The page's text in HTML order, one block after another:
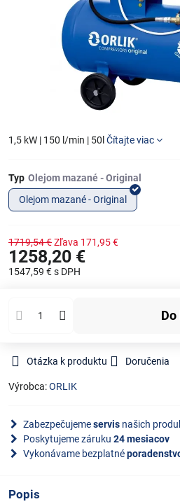
1,5 kW | 150 l/min | 50l Čítajte viac
Typ
Olejom mazané - Original
1719,54 €Zľava 171,95 €
1258,20 €
1547,59 €s DPH
Otázka k produktu Doručenia
Výrobca:ORLIK
Zabezpečujemeservis našich
Poskytujeme záruku 24 mesiacov
Vykonávame bezplatné
Popis